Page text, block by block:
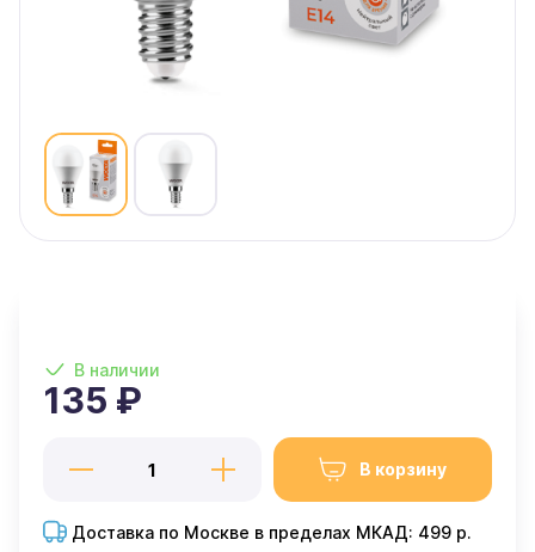
В наличии
135 ₽
В корзину
Доставка по Москве в пределах МКАД: 499 р.